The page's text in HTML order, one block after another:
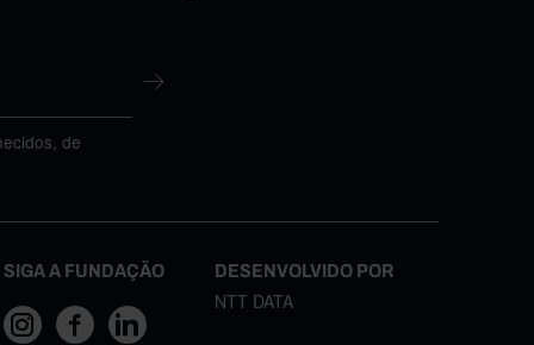
de
SIGA A FUNDAÇÃO DESENVOLVIDO POR
NTT DATA